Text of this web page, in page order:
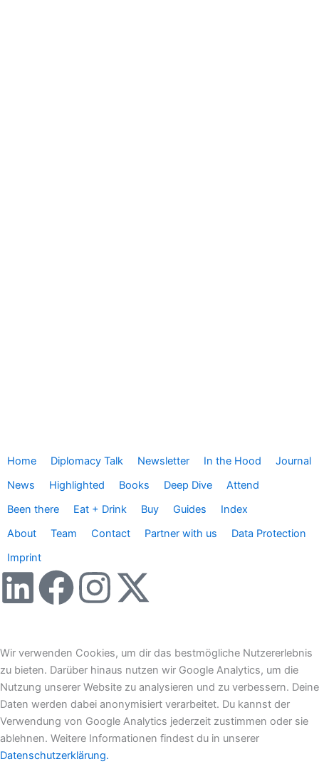
Home Diplomacy Talk Newsletter In the Hood
Journal
News
Highlighted Books Deep Dive
Attend
Been there
Eat + Drink Buy Guides
Index
About
Team Contact Partner with us
Data Protection
Imprint
L
n
k
e
F
c
e
b
I
s
t
a
X
t
w
i
Wir verwenden Cookies, um dir das bestmögliche Nutzererlebnis
zu bieten. Darüber hinaus nutzen wir Google Analytics, um die
Nutzung unserer Website zu analysieren und zu verbessern. Deine
Daten werden dabei anonymisiert verarbeitet. Du kannst der
Verwendung von Google Analytics jederzeit zustimmen oder sie
ablehnen. Weitere Informationen findest du in unserer
Datenschutzerklärung.